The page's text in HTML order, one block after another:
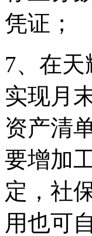
凭证；
7、在天
实现月
资产清
要增加
定，社
用也可